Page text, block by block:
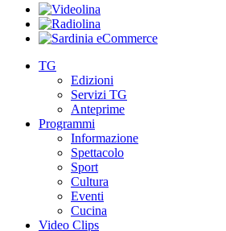
TG
Edizioni
Servizi TG
Anteprime
Programmi
Informazione
Spettacolo
Sport
Cultura
Eventi
Cucina
Video Clips